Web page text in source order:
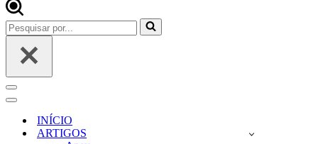
Pesquisar
por...
Menu
de
navegação
Menu
navegaçãoINÍCIO
ARTIGOS